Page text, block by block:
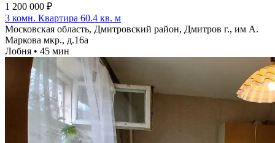
1 200 000 ₽
3 комн. Квартира 60.4 кв. м
Московская область, Дмитровский район, Дмитров г., им А.
Маркова мкр., д.16а
Лобня • 45 мин